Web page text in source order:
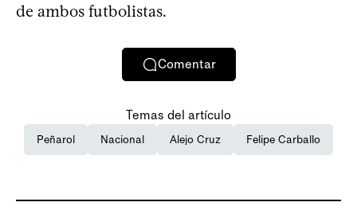
de ambos futbolistas.
Comentar
Temas del artículo
Peñarol Nacional Alejo Cruz Felipe Carballo